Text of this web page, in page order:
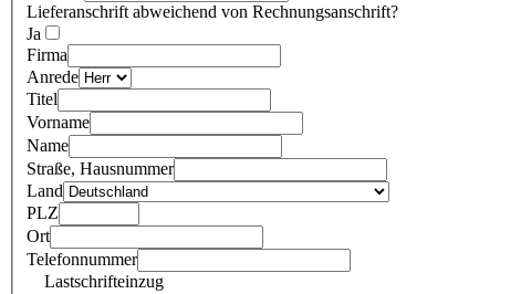
Lieferanschrift abweichend von Rechnungsanschrift?
Ja
Firma
Anrede
Titel
Vorname
Name
Straße, Hausnummer
Land
PLZ
Ort
Telefonnummer
Lastschrifteinzug